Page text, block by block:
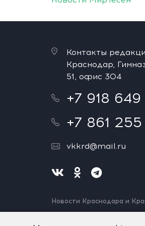
Контакты
Краснодар,
51, офис 304
+7 918
+7 861
vkkrd@mail.ru
Новости Краснодара и
Нашли ошибку? Выделите и